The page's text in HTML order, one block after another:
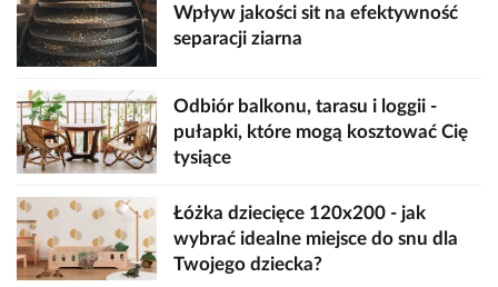
Wpływ jakości sit na efektywność
separacji ziarna
Odbiór balkonu, tarasu i loggii -
pułapki, które mogą kosztować Cię
tysiące
Łóżka dziecięce 120x200 - jak
wybrać idealne miejsce do snu dla
Twojego dziecka?